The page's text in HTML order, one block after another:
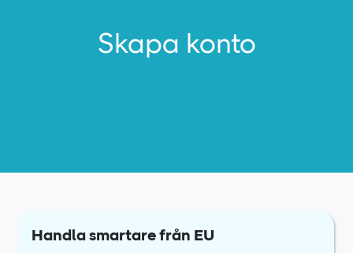
Skapa konto
Handla smartare från EU